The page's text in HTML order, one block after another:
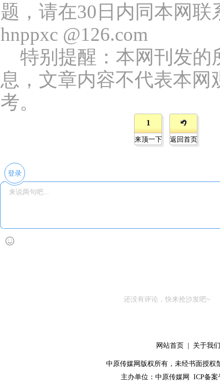
题，请在30日内同本网联
hnppxc @126.com
特别提醒：本网刊发的
息，文章内容不代表本网
考。
1
来顶一下 返回首页
登录
还没有评论，快来抢沙发吧~
网站首页 关于我们
中原传媒网版权所有，未经书面授权
主办单位： 中原传媒网 ICP备案